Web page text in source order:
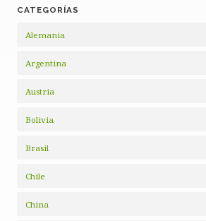
CATEGORÍAS
Alemania
Argentina
Austria
Bolivia
Brasil
Chile
China